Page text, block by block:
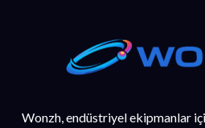
Wonzh, endüstriyel ekipmanlar